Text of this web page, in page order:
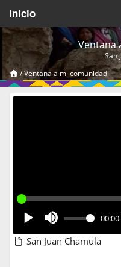
Inicio
Acerca de
Videos Temáticos
Ventana
San
/Ventana a mi comunidad
00:00
San Juan Chamula